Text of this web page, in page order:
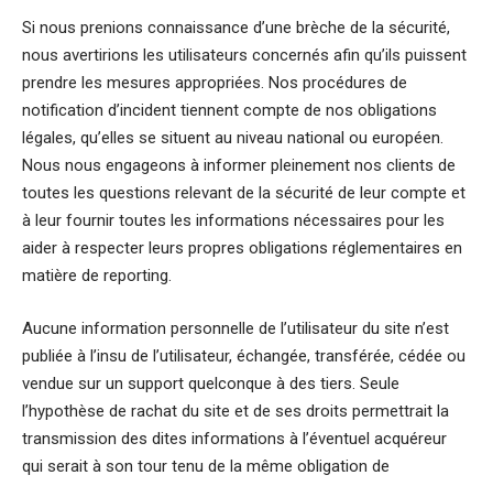
Si nous prenions connaissance d’une brèche de la sécurité,
nous avertirions les utilisateurs concernés afin qu’ils puissent
prendre les mesures appropriées. Nos procédures de
notification d’incident tiennent compte de nos obligations
légales, qu’elles se situent au niveau national ou européen.
Nous nous engageons à informer pleinement nos clients de
toutes les questions relevant de la sécurité de leur compte et
à leur fournir toutes les informations nécessaires pour les
aider à respecter leurs propres obligations réglementaires en
matière de reporting.
Aucune information personnelle de l’utilisateur du site n’est
publiée à l’insu de l’utilisateur, échangée, transférée, cédée ou
vendue sur un support quelconque à des tiers. Seule
l’hypothèse de rachat du site et de ses droits permettrait la
transmission des dites informations à l’éventuel acquéreur
qui serait à son tour tenu de la même obligation de